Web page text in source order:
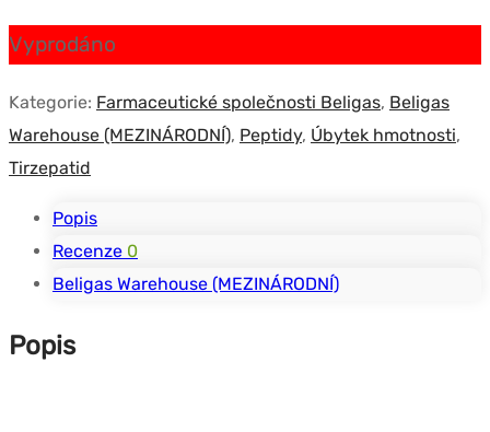
Vyprodáno
Kategorie: Farmaceutické společnosti Beligas, Beligas
Warehouse (MEZINÁRODNÍ), Peptidy, Úbytek hmotnosti,
Tirzepatid
Popis
Recenze 0
Beligas Warehouse (MEZINÁRODNÍ)
Popis